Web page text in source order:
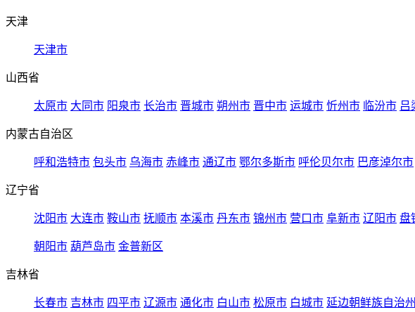
天津
天津市
山西省
太原市 大同市 阳泉市 长治市 晋城市 朔州市 晋中市 运城市 忻州市 临汾市 吕
内蒙古自治区
呼和浩特市 包头市 乌海市 赤峰市 通辽市 鄂尔多斯市 呼伦贝尔市 巴彦淖尔市
辽宁省
沈阳市 大连市 鞍山市 抚顺市 本溪市 丹东市 锦州市 营口市 阜新市 辽阳市 盘
朝阳市 葫芦岛市 金普新区
吉林省
长春市 吉林市 四平市 辽源市 通化市 白山市 松原市 白城市 延边朝鲜族自治州